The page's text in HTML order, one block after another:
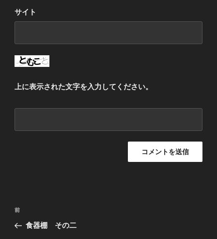
サイト
上に表示された文字を入力してください。
投
ナ
過
去
前
食器棚 その二